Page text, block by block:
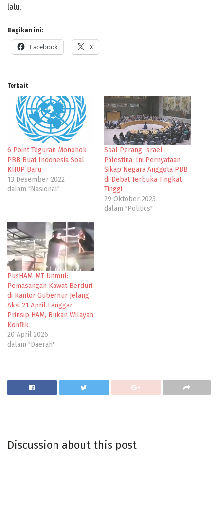
lalu.
Bagikan ini:
Facebook X
Terkait
6 Point Teguran Monohok
PBB Buat Indonesia Soal
KHUP Baru
13 Desember 2022
dalam "Nasional"
Soal Perang Israel-
Palestina, Ini Pernyataan
Sikap Negara Anggota PBB
di Debat Terbuka Tingkat
Tinggi
29 Oktober 2023
dalam "Politics"
PusHAM-MT Unmul:
Pemasangan Kawat Berduri
di Kantor Gubernur Jelang
Aksi 21 April Langgar
Prinsip HAM, Bukan Wilayah
Konflik
20 April 2026
dalam "Daerah"
Discussion about this post